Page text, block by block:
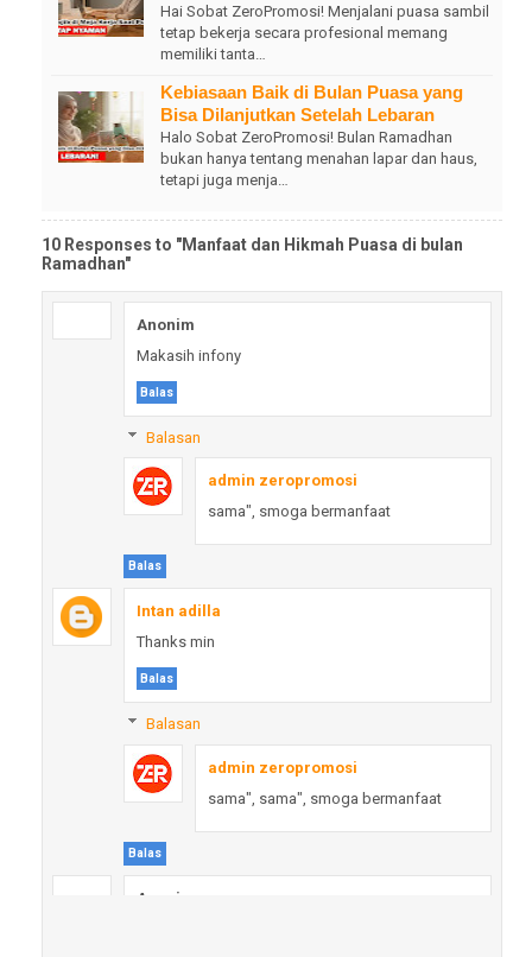
Hai Sobat ZeroPromosi! Menjalani puasa sambil
tetap bekerja secara profesional memang
memiliki tanta…
Kebiasaan Baik di Bulan Puasa yang
Bisa Dilanjutkan Setelah Lebaran
Halo Sobat ZeroPromosi! Bulan Ramadhan
bukan hanya tentang menahan lapar dan haus,
tetapi juga menja…
10 Responses to "Manfaat dan Hikmah Puasa di bulan
Ramadhan"
Anonim
Makasih infony
Balas
Balasan
admin zeropromosi
sama", smoga bermanfaat
Balas
Intan adilla
Thanks min
Balas
Balasan
admin zeropromosi
sama", sama", smoga bermanfaat
Balas
Anonim